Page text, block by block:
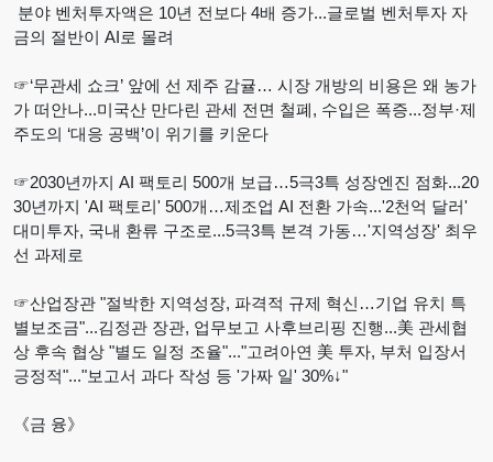
분야 벤처투자액은 10년 전보다 4배 증가...글로벌 벤처투자 자
금의 절반이 AI로 몰려
☞‘무관세 쇼크’ 앞에 선 제주 감귤… 시장 개방의 비용은 왜 농가
가 떠안나...미국산 만다린 관세 전면 철폐, 수입은 폭증...정부·제
주도의 ‘대응 공백’이 위기를 키운다
☞2030년까지 AI 팩토리 500개 보급…5극3특 성장엔진 점화...20
30년까지 'AI 팩토리' 500개…제조업 AI 전환 가속...'2천억 달러'
대미투자, 국내 환류 구조로...5극3특 본격 가동…'지역성장' 최우
선 과제로
☞산업장관 "절박한 지역성장, 파격적 규제 혁신…기업 유치 특
별보조금"...김정관 장관, 업무보고 사후브리핑 진행...美 관세협
상 후속 협상 "별도 일정 조율"..."고려아연 美 투자, 부처 입장서
긍정적"..."보고서 과다 작성 등 '가짜 일' 30%↓"
《금 융》